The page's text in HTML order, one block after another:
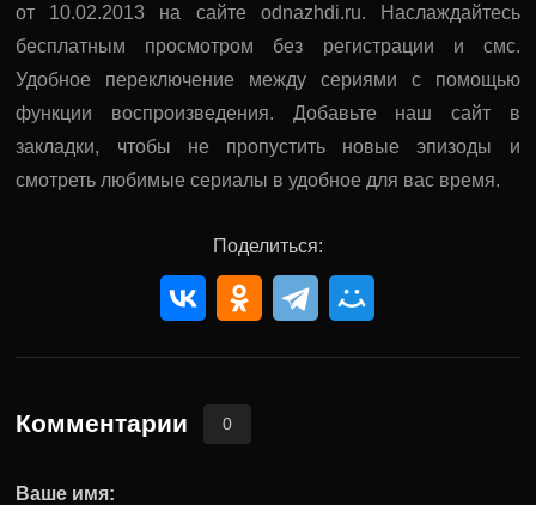
от 10.02.2013 на сайте odnazhdi.ru. Наслаждайтесь
бесплатным просмотром без регистрации и смс.
Удобное переключение между сериями с помощью
функции воспроизведения. Добавьте наш сайт в
закладки, чтобы не пропустить новые эпизоды и
смотреть любимые сериалы в удобное для вас время.
Поделиться:
Комментарии 0
Ваше имя: